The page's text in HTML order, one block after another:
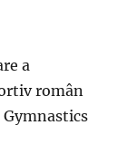
a
român